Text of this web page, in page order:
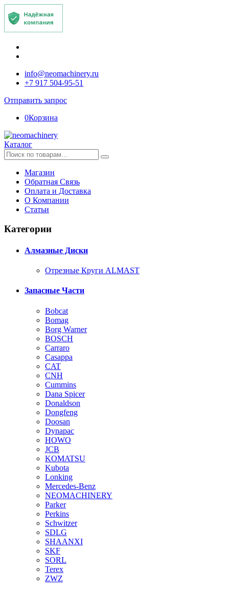
info@neomachinery.ru
+7 917 504-95-51
Отправить запрос
0Корзина
Каталог
Искать:
Магазин
Обратная Связь
Оплата и Доставка
О Компании
Статьи
Категории
Алмазные Диски
Отрезные Круги ALMAST
Запасные Части
Bobcat
Bomag
Borg Warner
BOSCH
Carraro
Casappa
CAT
CNH
Cummins
Dana Spicer
Donaldson
Dongfeng
Doosan
Dynapac
HOWO
JCB
KOMATSU
Kubota
Lonking
Mercedes-Benz
NEOMACHINERY
Parker
Perkins
Schwitzer
SDLG
SHAANXI
SKF
SORL
Terex
ZWZ